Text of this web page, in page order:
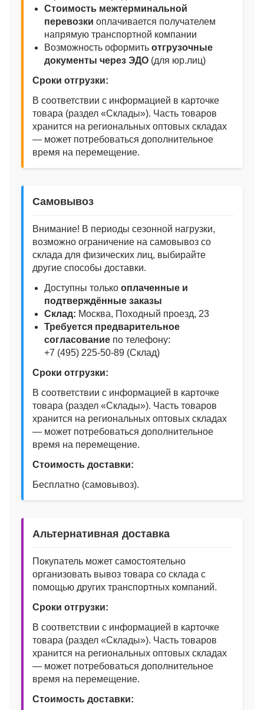
Стоимость межтерминальной
перевозки оплачивается получателем
напрямую транспортной компании
Возможность оформить отгрузочные
документы через ЭДО (для юр.лиц)
Сроки отгрузки:
В соответствии с информацией в карточке
товара (раздел «Склады»). Часть товаров
хранится на региональных оптовых складах
— может потребоваться дополнительное
время на перемещение.
Самовывоз
Внимание! В периоды сезонной нагрузки,
возможно ограничение на самовывоз со
склада для физических лиц, выбирайте
другие способы доставки.
Доступны только оплаченные и
подтверждённые заказы
Склад: Москва, Походный проезд, 23
Требуется предварительное
согласование по телефону:
+7 (495) 225‑50‑89 (Склад)
Сроки отгрузки:
В соответствии с информацией в карточке
товара (раздел «Склады»). Часть товаров
хранится на региональных оптовых складах
— может потребоваться дополнительное
время на перемещение.
Стоимость доставки:
Бесплатно (самовывоз).
Альтернативная доставка
Покупатель может самостоятельно
организовать вывоз товара со склада с
помощью других транспортных компаний.
Сроки отгрузки:
В соответствии с информацией в карточке
товара (раздел «Склады»). Часть товаров
хранится на региональных оптовых складах
— может потребоваться дополнительное
время на перемещение.
Стоимость доставки: